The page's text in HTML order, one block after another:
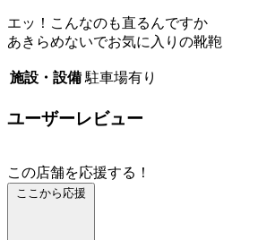
エッ！こんなのも直るんですか
あきらめないでお気に入りの靴鞄
施設・設備 駐車場有り
ユーザーレビュー
この店舗を応援する！
ここから応援